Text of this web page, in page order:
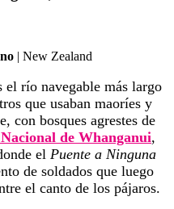
| New Zealand
río navegable más largo
que usaban maoríes y
con bosques agrestes de
de Whanganui,
el Puente a Ninguna
de soldados que luego
el canto de los pájaros.